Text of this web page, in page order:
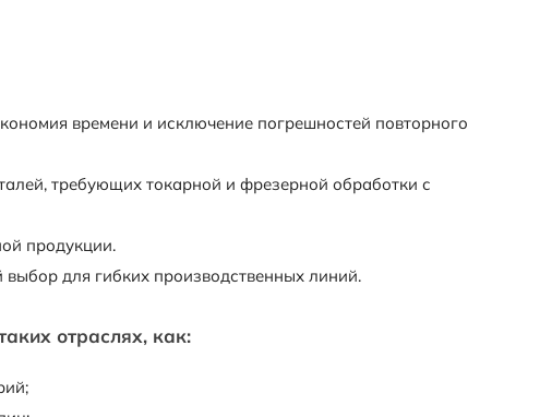
времени и исключение погрешностей повторного
требующих токарной и фрезерной обработки с
продукции.
для гибких производственных линий.
отраслях, как: